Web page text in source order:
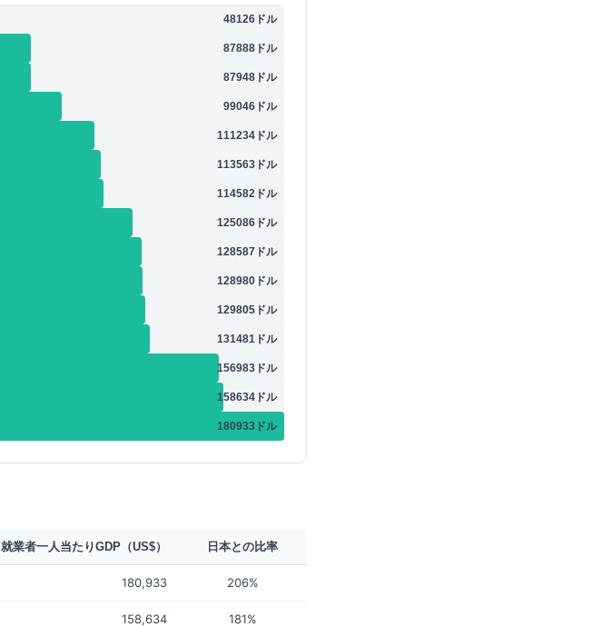
48126 ドル
87888 ドル
87948 ドル
99046 ドル
111234 ドル
113563 ドル
114582 ドル
125086 ドル
128587 ドル
128980 ドル
129805 ドル
131481 ドル
156983 ドル
158634 ドル
180933 ドル
就業者一人当たりGDP（US$） 日本との比率
180,933 206%
158,634 181%